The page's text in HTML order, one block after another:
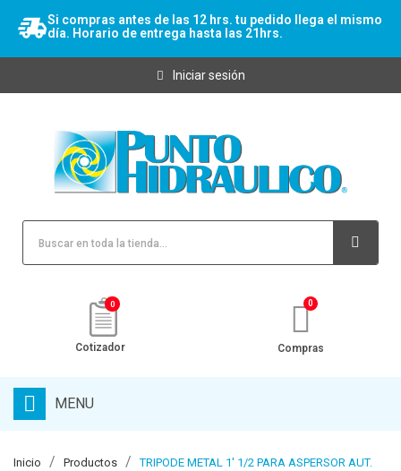
Si compras antes de las 12 hrs. tu pedido llega el mismo
día. Horario de entrega hasta las 21hrs.
Iniciar sesión
0
Cotizador Compras
MENU
Inicio Productos TRIPODE METAL 1' 1/2 PARA ASPERSOR AUT.